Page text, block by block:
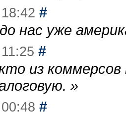
#
нас уже
#
из
»
#